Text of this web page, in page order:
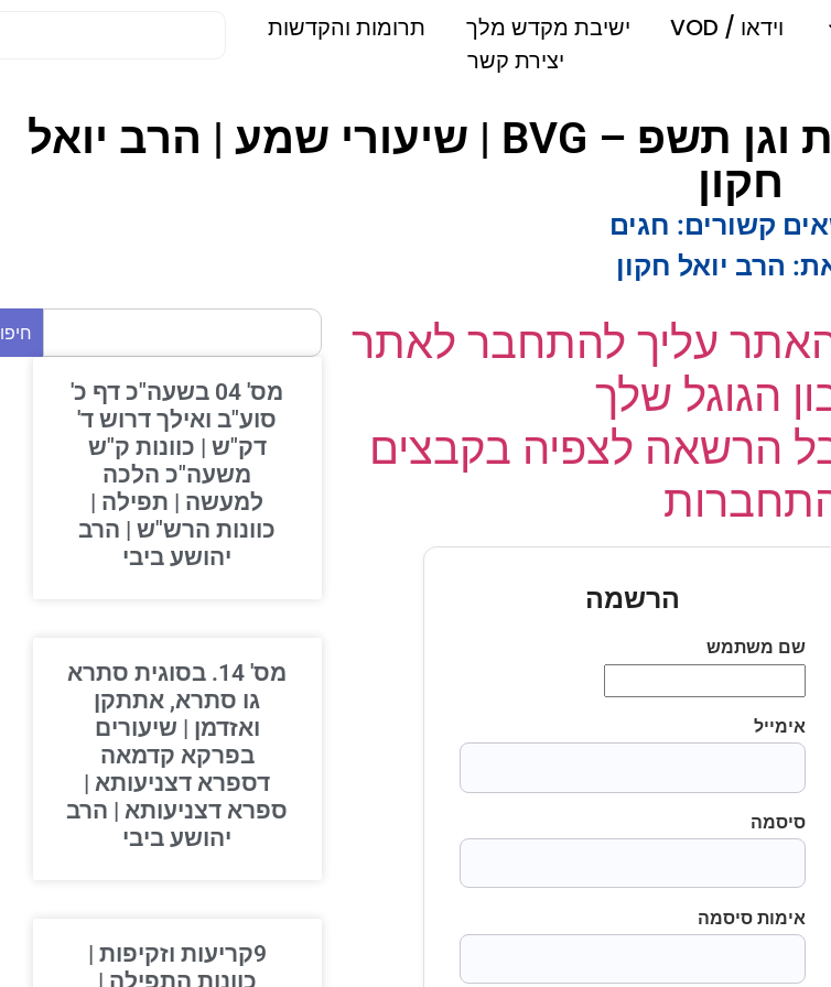
וידאו / VOD ישיבת מקדש מלך
תרומות והקדשות
יצירת קשר
נענועים 20-09-22 | 04. חגים | בית וגן תשפ – BVG | שיעורי שמע | הרב יואל
חקון
קשורים: חגים
הרב יואל חקון
עליך להתחבר לאתר
הגוגל שלך
הרשאה לצפיה בקבצים
הרשמה
שם משתמש
אימייל
סיסמה
אימות סיסמה
חיפוש
מס' 04 בשעה"כ דף כ'
סוע"ב ואילך דרוש ד'
דק"ש | כוונות ק"ש
משעה"כ הלכה
למעשה | תפילה |
כוונות הרש"ש | הרב
יהושע ביבי
מס' 14. בסוגית סתרא
גו סתרא, אתתקן
ואזדמן | שיעורים
בפרקא קדמאה
דספרא דצניעותא |
ספרא דצניעותא | הרב
יהושע ביבי
9קריעות וזקיפות |
כוונות התפילה |